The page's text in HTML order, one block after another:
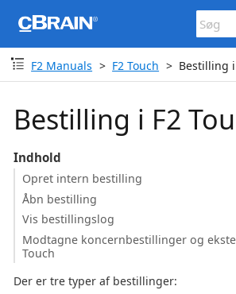
F2 Manuals F2 Touch Bestilling i
Bestilling i F2
Indhold
Opret intern bestilling
Åbn bestilling
Vis bestillingslog
Modtagne koncernbestillinger og
Touch
Der er tre typer af bestillinger: